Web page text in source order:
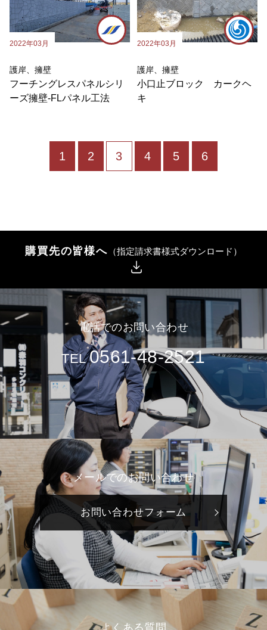
2022年03月
護岸、擁壁
フーチングレスパネルシリ
ーズ擁壁-FLパネル工法
2022年03月
護岸、擁壁
小口止ブロック カークヘ
キ
1 2 3 4 5 6
購買先の皆様へ （指定請求書様式ダウンロード）
電話でのお問い合わせ
TEL0561-48-2521
メールでのお問い合わせ
お問い合わせフォーム
よくある質問